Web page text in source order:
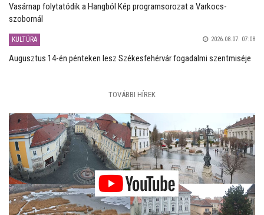
Vasárnap folytatódik a Hangból Kép programsorozat a Varkocs-
szobornál
KULTÚRA 2026.08.07. 07:08
Augusztus 14-én pénteken lesz Székesfehérvár fogadalmi szentmiséje
TOVÁBBI HÍREK